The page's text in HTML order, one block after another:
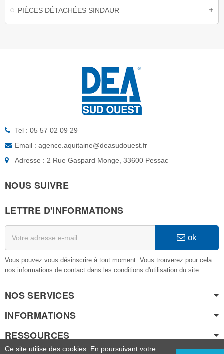
PIÈCES DÉTACHÉES SINDAUR
add
Tel : 05 57 02 09 29
Email : agence.aquitaine@deasudouest.fr
Adresse : 2 Rue Gaspard Monge, 33600 Pessac
NOUS SUIVRE
LETTRE D'INFORMATIONS
ok
Vous pouvez vous désinscrire à tout moment. Vous trouverez pour cela
nos informations de contact dans les conditions d'utilisation du site.
NOS SERVICES
INFORMATIONS
RESSOURCES
Ce site utilise des cookies. En poursuivant votre